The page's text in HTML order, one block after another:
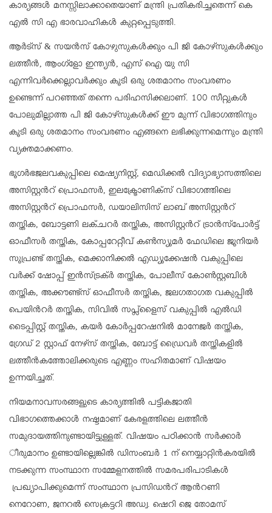
കാര്യങ്ങള്‍ മനസ്സിലാക്കാതെയാണ് മന്ത്രി പ്രതികരിച്ചതെന്ന് കെ
എല്‍ സി എ ഭാരവാഹികള്‍ കുറ്റപ്പെടുത്തി.
ആര്‍ട്സ് & സയന്‍സ് കോഴുസുകള്‍ക്കും പി ജി കോഴ്സുകള്‍ക്കും
ലത്തീന്‍, ആംഗ്ളോ ഇന്ത്യന്‍, എസ് ഐ യു സി
എന്നിവര്‍ക്കെല്ലാവര്‍ക്കും കൂടി ഒരു ശതമാനം സംവരണം
ഉണ്ടെന്ന് പറഞ്ഞത് തന്നെ പരിഹസിക്കലാണ്. 100 സീറ്റുകള്‍
പോലുമില്ലാത്ത പി ജി കോഴ്സുകള്‍ക്ക് ഈ മുന്ന് വിഭാഗത്തിനും
കൂടി ഒരു ശതമാനം സംവരണം എങ്ങനെ ലഭിക്കുന്നമെന്നും മന്ത്രി
വ്യക്തമാക്കണം.
ഭൂഗര്‍ഭജലവകുപ്പിലെ മെഷ്യനിസ്റ്റ്, മെഡിക്കല്‍ വിദ്യാഭ്യാസത്തിലെ
അസിസ്റ്റന്‍റ് പ്രൊഫസര്‍, ഇലക്ട്രോണിക്സ് വിഭാഗത്തിലെ
അസിസ്റ്റന്‍റ് പ്രൊഫസര്‍, ഡയാലിസിസ് ലാബ് അസിസ്റ്റന്‍റ്
തസ്തിക, ബോട്ടണി ലക്ചറര്‍ തസ്തിക, അസിസ്റ്റന്‍റ് ട്രാന്‍സ്പോര്‍ട്ട്
ഓഫീസര്‍ തസ്തിക, കോപ്പറേറ്റീവ് കണ്‍സ്യൂമര്‍ ഫേഡിലെ ജൂനിയര്‍
സൂപ്രണ്ട് തസ്തിക, മെക്കാനിക്കല്‍ എഡ്യൂക്കേഷന്‍ വകുപ്പിലെ
വര്‍ക്ക് ഷോപ്പ് ഇന്‍സ്ട്രക്ര്‍ തസ്തിക, പോലീസ് കോണ്‍സ്റ്റബിള്‍
തസ്തിക, അക്കൗണ്ട്സ് ഓഫീസര്‍ തസ്തിക, ജലഗതാഗത വകുപ്പില്‍
പെയിന്‍റര്‍ തസ്തിക, സിവില്‍ സപ്ല്ളൈസ് വകുപ്പില്‍ എല്‍ഡി
ടൈപ്പിസ്റ്റ് തസ്തിക, കയര്‍ കോര്‍പ്പറേഷനില്‍ മാനേജര്‍ തസ്തിക,
ഗ്രേഡ് 2 സ്റ്റാഫ് നേഴ്സ് തസ്തിക, ബോട്ട് ഡ്രൈവര്‍ തസ്തികളില്‍
ലത്തീന്‍കത്തോലിക്കരുടെ എണ്ണം സഹിതമാണ് വിഷയം
ഉന്നയിച്ചത്.
നിയമനാവസരങ്ങളുടെ കാര്യത്തില്‍ പട്ടികജാതി
വിഭാഗത്തെക്കാള്‍ നഷ്ടമാണ് കേരളത്തിലെ ലത്തീന്‍
സമുദായത്തിനുണ്ടായിട്ടുള്ളത്. വിഷയം പഠിക്കാന്‍ സര്‍ക്കാര്‍
ീരുമാനം ഉണ്ടായില്ലെങ്കില്‍ ഡിസംബര്‍ 1 ന് നെയ്യാറ്റിന്‍കരയില്‍
നടക്കുന്ന സംസ്ഥാന സമ്മേളനത്തില്‍ സമരപരിപാടികള്‍
പ്രഖ്യാപിക്കുമെന്ന് സംസ്ഥാന പ്രസിഡന്‍റ് ആന്‍റണി
നെറോണ, ജനറല്‍ സെക്രട്ടറി അഡ്വ. ഷെറി ജെ തോമസ്